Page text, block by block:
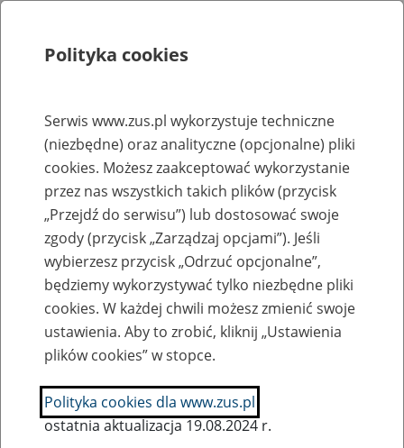
Rejestry, ewidencje i archiwa
Baza zlikwidowanych lub
przekształconych zakładów pracy
Nazwa zakładu pracy:
SZUKAJ
Polityka cookies
Serwis www.zus.pl wykorzystuje techniczne
(niezbędne) oraz analityczne (opcjonalne) pliki
cookies. Możesz zaakceptować wykorzystanie
przez nas wszystkich takich plików (przycisk
„Przejdź do serwisu”) lub dostosować swoje
zgody (przycisk „Zarządzaj opcjami”). Jeśli
wybierzesz przycisk „Odrzuć opcjonalne”,
będziemy wykorzystywać tylko niezbędne pliki
cookies. W każdej chwili możesz zmienić swoje
ustawienia. Aby to zrobić, kliknij „Ustawienia
plików cookies” w stopce.
Polityka cookies dla www.zus.pl
ostatnia aktualizacja 19.08.2024 r.